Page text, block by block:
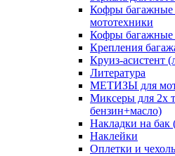
Кофры багажные
мототехники
Кофры
Крепления
Круиз-асистент
Литература
МЕТИЗЫ для
Миксеры для 2х
бензин+масло)
Накладки на
Наклейки
Оплетки и